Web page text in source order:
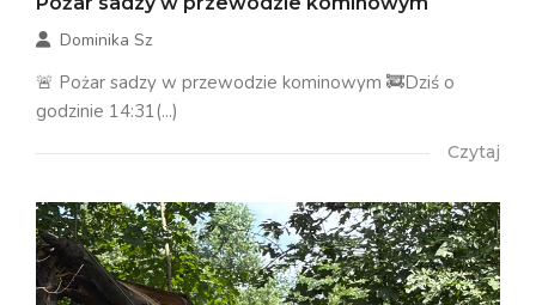
Dominika Sz
🚨 Pożar sadzy w przewodzie kominowym 🚒Dziś o
godzinie 14:31(...)
Czytaj